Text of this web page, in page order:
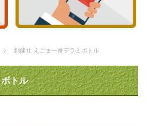
創健社 えごま一番デラミボトル
トル